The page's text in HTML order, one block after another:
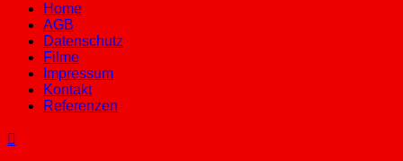
Home
AGB
Datenschutz
Filme
Impressum
Kontakt
Referenzen